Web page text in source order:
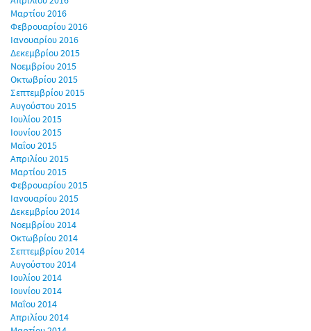
Μαρτίου 2016
Φεβρουαρίου 2016
Ιανουαρίου 2016
Δεκεμβρίου 2015
Νοεμβρίου 2015
Οκτωβρίου 2015
Σεπτεμβρίου 2015
Αυγούστου 2015
Ιουλίου 2015
Ιουνίου 2015
Μαΐου 2015
Απριλίου 2015
Μαρτίου 2015
Φεβρουαρίου 2015
Ιανουαρίου 2015
Δεκεμβρίου 2014
Νοεμβρίου 2014
Οκτωβρίου 2014
Σεπτεμβρίου 2014
Αυγούστου 2014
Ιουλίου 2014
Ιουνίου 2014
Μαΐου 2014
Απριλίου 2014